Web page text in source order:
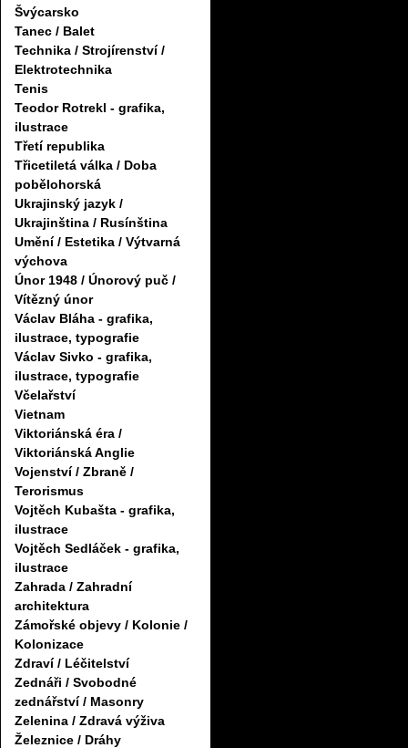
Švýcarsko
Tanec / Balet
Technika / Strojírenství /
Elektrotechnika
Tenis
Teodor Rotrekl - grafika,
ilustrace
Třetí republika
Třicetiletá válka / Doba
pobělohorská
Ukrajinský jazyk /
Ukrajinština / Rusínština
Umění / Estetika / Výtvarná
výchova
Únor 1948 / Únorový puč /
Vítězný únor
Václav Bláha - grafika,
ilustrace, typografie
Václav Sivko - grafika,
ilustrace, typografie
Včelařství
Vietnam
Viktoriánská éra /
Viktoriánská Anglie
Vojenství / Zbraně /
Terorismus
Vojtěch Kubašta - grafika,
ilustrace
Vojtěch Sedláček - grafika,
ilustrace
Zahrada / Zahradní
architektura
Zámořské objevy / Kolonie /
Kolonizace
Zdraví / Léčitelství
Zednáři / Svobodné
zednářství / Masonry
Zelenina / Zdravá výživa
Železnice / Dráhy